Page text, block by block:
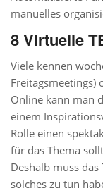
manuelles
8 Virtuelle
Viele kennen
Freitagsmeetings)
Online kann man
einem
Rolle einen
für das Thema
Deshalb muss
solches zu tun